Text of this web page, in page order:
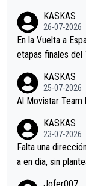
KASKAS
26-07-2026
En la Vuelta a
etapas finales del
KASKAS
25-07-2026
Al Movistar Team
KASKAS
23-07-2026
Falta una
a en dia, sin